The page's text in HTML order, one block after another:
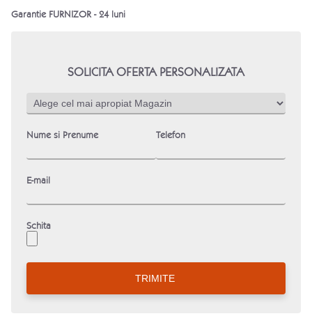
Garantie FURNIZOR - 24 luni
SOLICITA OFERTA PERSONALIZATA
Nume si Prenume Telefon
E-mail
Schita